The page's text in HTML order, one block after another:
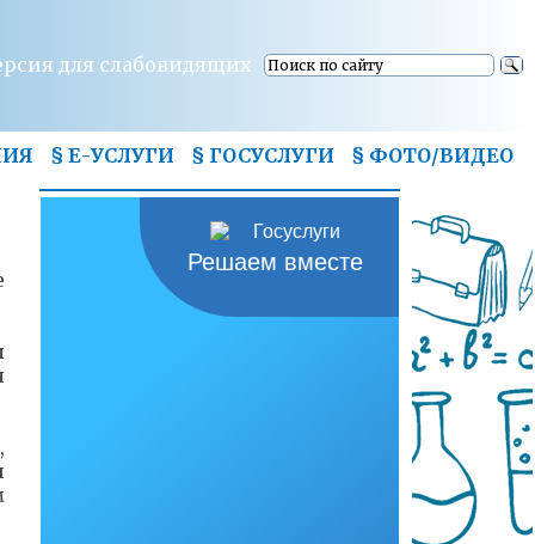
для слабовидящих
§ Е-УСЛУГИ § ГОСУСЛУГИ § ФОТО/ВИДЕО
Решаем вместе